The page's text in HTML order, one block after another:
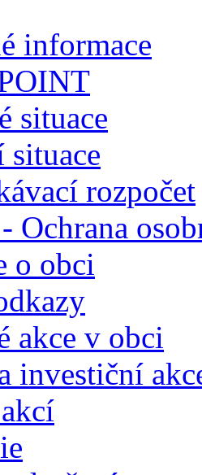
informace
situace
rozpočet
Ochrana
o obci
akce v obci
investiční